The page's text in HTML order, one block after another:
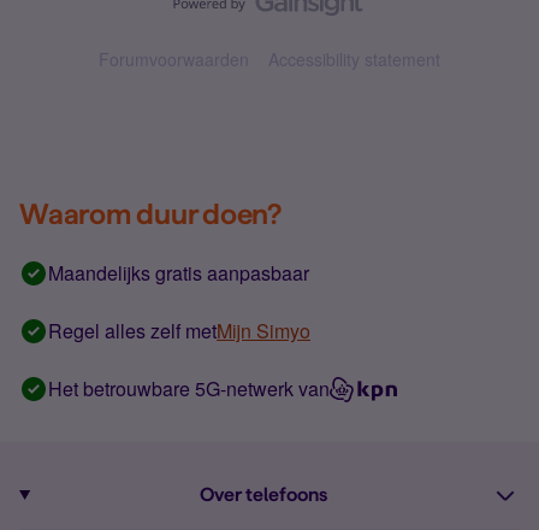
Forumvoorwaarden Accessibility statement
Waarom duur doen?
Maandelijks gratis aanpasbaar
Regel alles zelf metMijn Simyo
Het betrouwbare 5G-netwerk van
Over telefoons